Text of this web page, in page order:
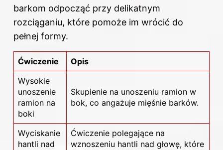
barkom odpocząć przy delikatnym
rozciąganiu, które pomoże im wrócić do
pełnej formy.
Ćwiczenie
Opis
Wysokie
unoszenie
ramion na
boki
Skupienie na unoszeniu ramion w
bok, co angażuje mięśnie barków.
Wyciskanie
hantli nad
Ćwiczenie polegające na
wznoszeniu hantli nad głowę, które